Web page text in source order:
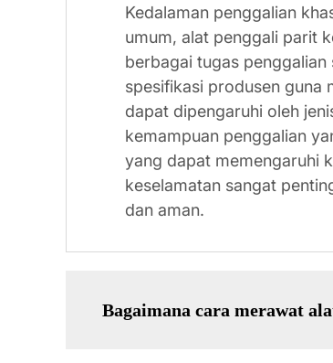
Kedalaman penggalian
umum, alat penggali parit
berbagai tugas
spesifikasi produsen guna
dapat dipengaruhi oleh
kemampuan penggalian
yang dapat memengaruhi
keselamatan sangat
dan aman.
Bagaimana cara merawat